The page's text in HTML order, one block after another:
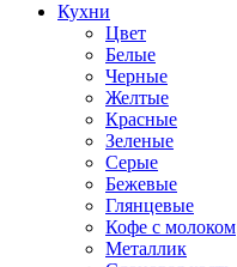
Кухни
Цвет
Белые
Черные
Желтые
Красные
Зеленые
Серые
Бежевые
Глянцевые
Кофе с молоком
Металлик